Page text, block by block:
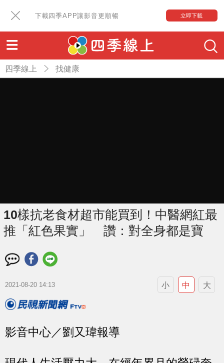
下載四季APP讓影音更順暢 立即下載
四季線上 找健康
10樣抗老食材超市能買到！中醫網紅最
推「紅色果實」 讚：對全身都是寶
2021-08-20 14:13 小 中 大
影音中心／劉又瑋報導